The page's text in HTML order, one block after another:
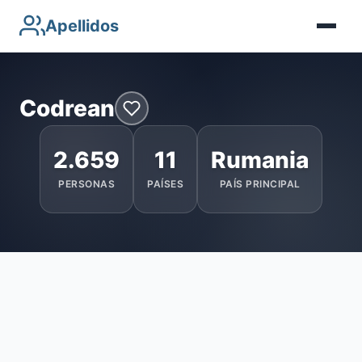
Apellidos
Codrean
2.659
PERSONAS
11
PAÍSES
Rumania
PAÍS PRINCIPAL